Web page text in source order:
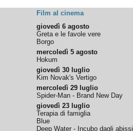
Film al cinema
giovedì 6 agosto
Greta e le favole vere
Borgo
mercoledì 5 agosto
Hokum
giovedì 30 luglio
Kim Novak's Vertigo
mercoledì 29 luglio
Spider-Man - Brand New Day
giovedì 23 luglio
Terapia di famiglia
Blue
Deep Water - Incubo dagli abissi